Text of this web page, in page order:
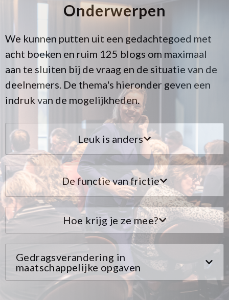
Onderwerpen
We kunnen putten uit een gedachtegoed met
acht boeken en ruim 125 blogs om maximaal
aan te sluiten bij de vraag en de situatie van de
deelnemers. De thema's hieronder geven een
indruk van de mogelijkheden.
Leuk is anders
De functie van frictie
Hoe krijg je ze mee?
Gedragsverandering in
maatschappelijke opgaven